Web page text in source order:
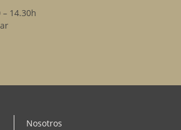
– 14.30h
Nosotros